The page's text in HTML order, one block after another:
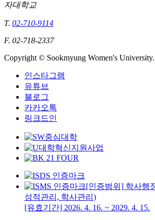
자대학교
T. 02-710-9114
F. 02-718-2337
Copyright © Sookmyung Women's
인스타그램
유튜브
블로그
카카오톡
링크드인
[인증범위] 학사행
성적관리, 학사관리)
[유효기간] 2026. 4. 16. ~ 2029. 4. 15.